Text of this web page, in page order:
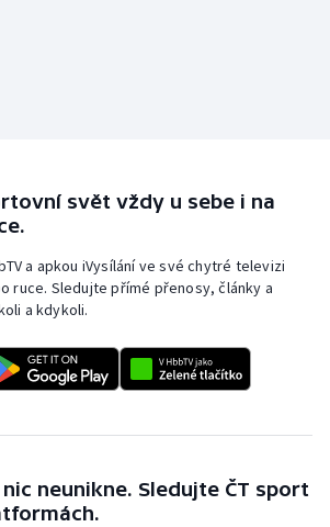
svět vždy u sebe i na
a apkou iVysílání ve své chytré televizi
ruce. Sledujte přímé přenosy, články a
a kdykoli.
neunikne. Sledujte ČT sport